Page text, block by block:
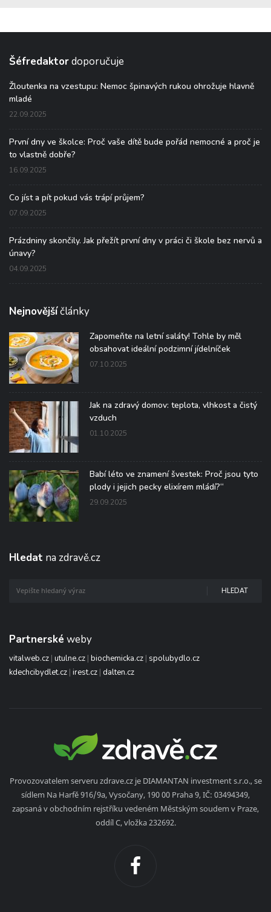
Šéfredaktordoporučuje
Žloutenka na vzestupu: Nemoc špinavých rukou ohrožuje hlavně
mladé
22.09.2025
První dny ve školce: Proč vaše dítě bude pořád nemocné a proč je
to vlastně dobře?
16.09.2025
Co jíst a pít pokud vás trápí průjem?
07.09.2025
Prázdniny skončily. Jak přežít první dny v práci či škole bez nervů a
únavy?
04.09.2025
Nejnovějšíčlánky
Zapomeňte na letní saláty! Tohle by měl
obsahovat ideální podzimní jídelníček
07.10.2025
Jak na zdravý domov: teplota, vlhkost a čistý
vzduch
01.10.2025
Babí léto ve znamení švestek: Proč jsou tyto
plody i jejich pecky elixírem mládí?“
29.09.2025
Hledat na zdravě.cz
HLEDAT
Partnerské weby
vitalweb.cz | utulne.cz | biochemicka.cz | spolubydlo.cz
kdechcibydlet.cz | irest.cz | dalten.cz
Provozovatelem serveru zdrave.cz je DIAMANTAN investment s.r.o., se
sídlem Na Harfě 916/9a, Vysočany, 190 00 Praha 9, IČ: 03494349,
zapsaná v obchodním rejstříku vedeném Městským soudem v Praze,
oddíl C, vložka 232692.